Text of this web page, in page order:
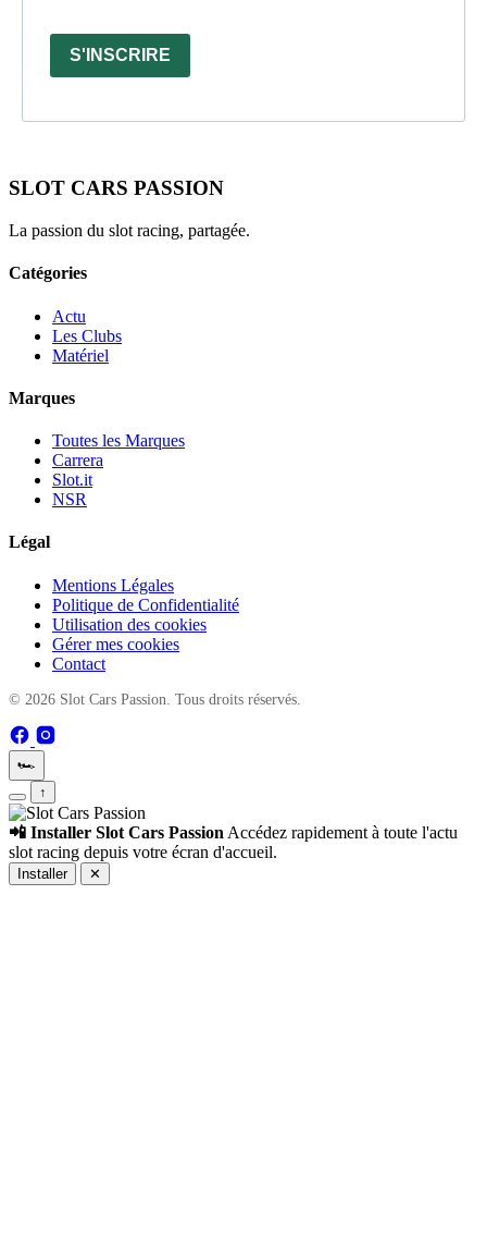
S'INSCRIRE
SLOT CARS PASSION
La passion du slot racing, partagée.
Catégories
Actu
Les Clubs
Matériel
Marques
Toutes les Marques
Carrera
Slot.it
NSR
Légal
Mentions Légales
Politique de Confidentialité
Utilisation des cookies
Gérer mes cookies
Contact
© 2026 Slot Cars Passion. Tous droits réservés.
🏎️
↑
📲 Installer Slot Cars Passion Accédez rapidement à toute l'actu
slot racing depuis votre écran d'accueil.
Installer ✕